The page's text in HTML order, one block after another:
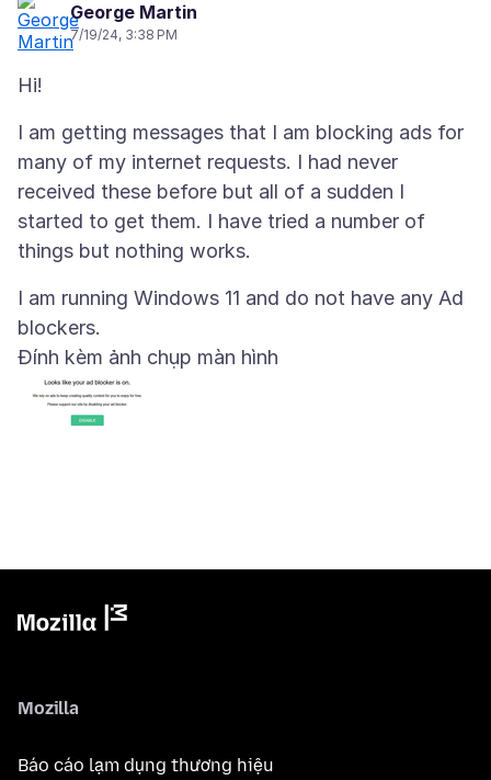
George Martin
7/19/24, 3:38 PM
I am getting messages that I am blocking ads for
many of my internet requests. I had never
received these before but all of a sudden I
started to get them. I have tried a number of
I am running Windows 11 and do not have any Ad
Đính kèm ảnh chụp màn hình
Mozilla
Báo cáo lạm dụng thương hiệu